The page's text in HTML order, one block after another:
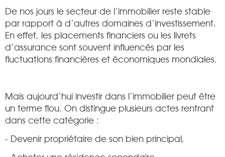
De nos jours le secteur de l’immobilier reste stable
par rapport à d’autres domaines d’investissement.
En effet, les placements financiers ou les livrets
d’assurance sont souvent influencés par les
fluctuations financières et économiques mondiales.
Mais aujourd’hui investir dans l’immobilier peut être
un terme flou. On distingue plusieurs actes rentrant
dans cette catégorie :
- Devenir propriétaire de son bien principal,